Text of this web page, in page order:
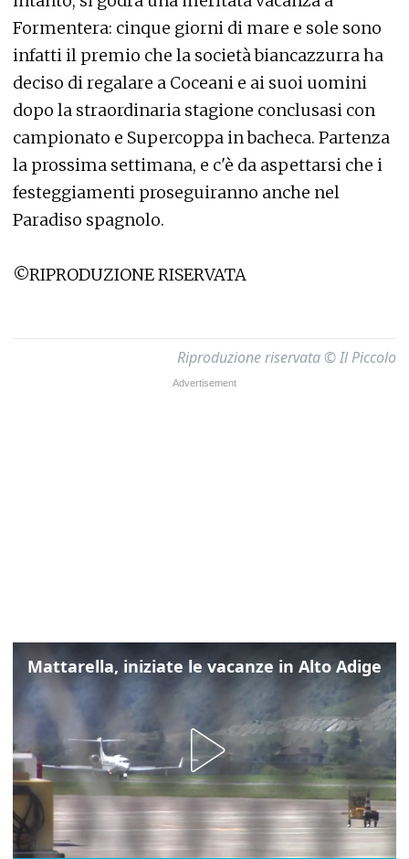
Formentera: cinque giorni di mare e sole sono
infatti il premio che la società biancazzurra ha
deciso di regalare a Coceani e ai suoi uomini
dopo la straordinaria stagione conclusasi con
campionato e Supercoppa in bacheca. Partenza
la prossima settimana, e c'è da aspettarsi che i
festeggiamenti proseguiranno anche nel
Paradiso spagnolo.
©RIPRODUZIONE RISERVATA
Riproduzione riservata © Il Piccolo
Mattarella, iniziate le vacanze in Alto Adige